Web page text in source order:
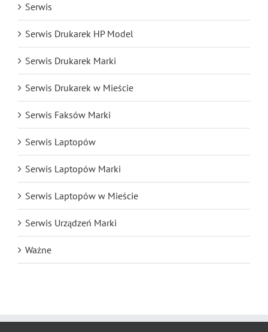
Serwis
Serwis Drukarek HP Model
Serwis Drukarek Marki
Serwis Drukarek w Mieście
Serwis Faksów Marki
Serwis Laptopów
Serwis Laptopów Marki
Serwis Laptopów w Mieście
Serwis Urządzeń Marki
Ważne